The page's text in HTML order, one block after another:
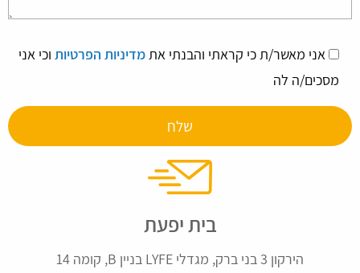
אני מאשר/ת כי קראתי והבנתי אתמדיניות הפרטיות וכי אני
מסכים/ה לה
בית יפעת
הירקון 3 בני ברק, מגדלי LYFE בניין B, קומה 14